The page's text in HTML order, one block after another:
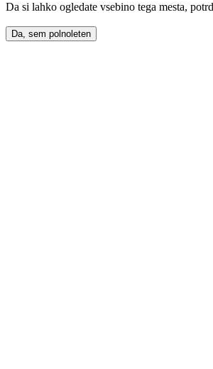
Da si lahko ogledate vsebino tega mesta,
Da, sem polnoleten